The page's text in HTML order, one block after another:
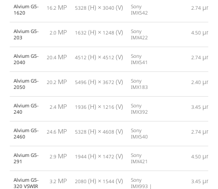
Alvium G5-
1620
16.2 MP 5328 (H) × 3040 (V)
Sony
IMX542
2.74 µm
Alvium G5-
203
2.0 MP 1632 (H) × 1248 (V)
Sony
IMX422
4.50 µm
Alvium G5-
2040
20.4 MP 4512 (H) × 4512 (V)
Sony
IMX541
2.74 µm
Alvium G5-
2050
20.2 MP 5496 (H) × 3672 (V)
Sony
IMX183
2.40 µm
Alvium G5-
240
2.4 MP 1936 (H) × 1216 (V)
Sony
IMX392
3.45 µm
Alvium G5-
2460
24.6 MP 5328 (H) × 4608 (V)
Sony
IMX540
2.74 µm
Alvium G5-
291
2.9 MP 1944 (H) × 1472 (V)
Sony
IMX421
4.50 µm
Alvium G5-
320 VSWIR
3.2 MP 2080 (H) × 1544 (V)
Sony
IMX993 |
3.45 µm